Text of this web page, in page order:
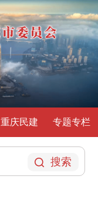
重庆民建 专题专栏
搜索